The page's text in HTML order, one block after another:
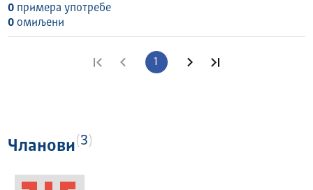
0 примера употребе
0 омиљени
Прва странаПретходна страна
1 Следећа страна
Чланови 3